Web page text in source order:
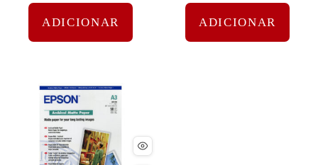
ADICIONAR ADICIONAR